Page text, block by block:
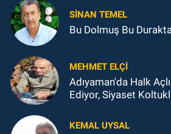
SINAN TEMEL
Bu Dolmuş Bu
MEHMET ELÇI
Adıyaman'da Halk
Ediyor, Siyaset
KEMAL UYSAL